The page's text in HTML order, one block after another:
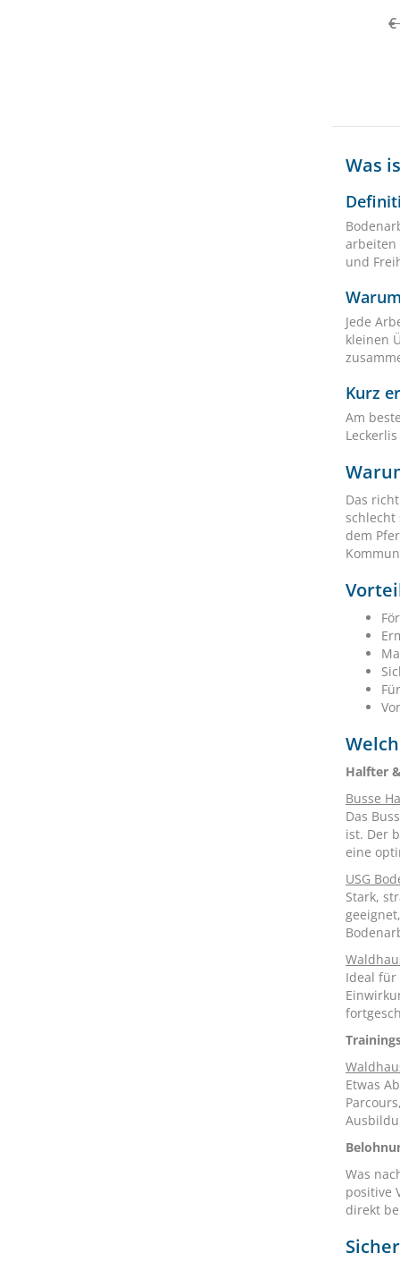
€
Was
arbeiten
und
Jede
kleinen
Kurz
Am
Das
schlecht
dem
Halfter
Busse
Das
ist. Der
eine
USG
Stark,
Ideal für
Etwas
Was
positive
direkt